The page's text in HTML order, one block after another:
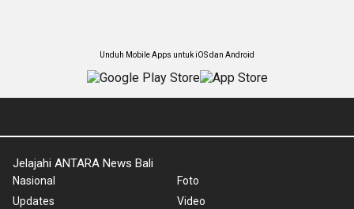
Unduh Mobile Apps untuk iOS dan Android
Jelajahi ANTARA News Bali
Nasional
Updates
Foto
Video